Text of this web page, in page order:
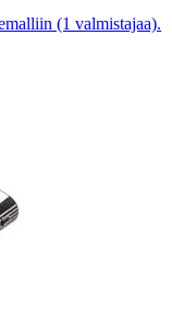
(1 valmistajaa).